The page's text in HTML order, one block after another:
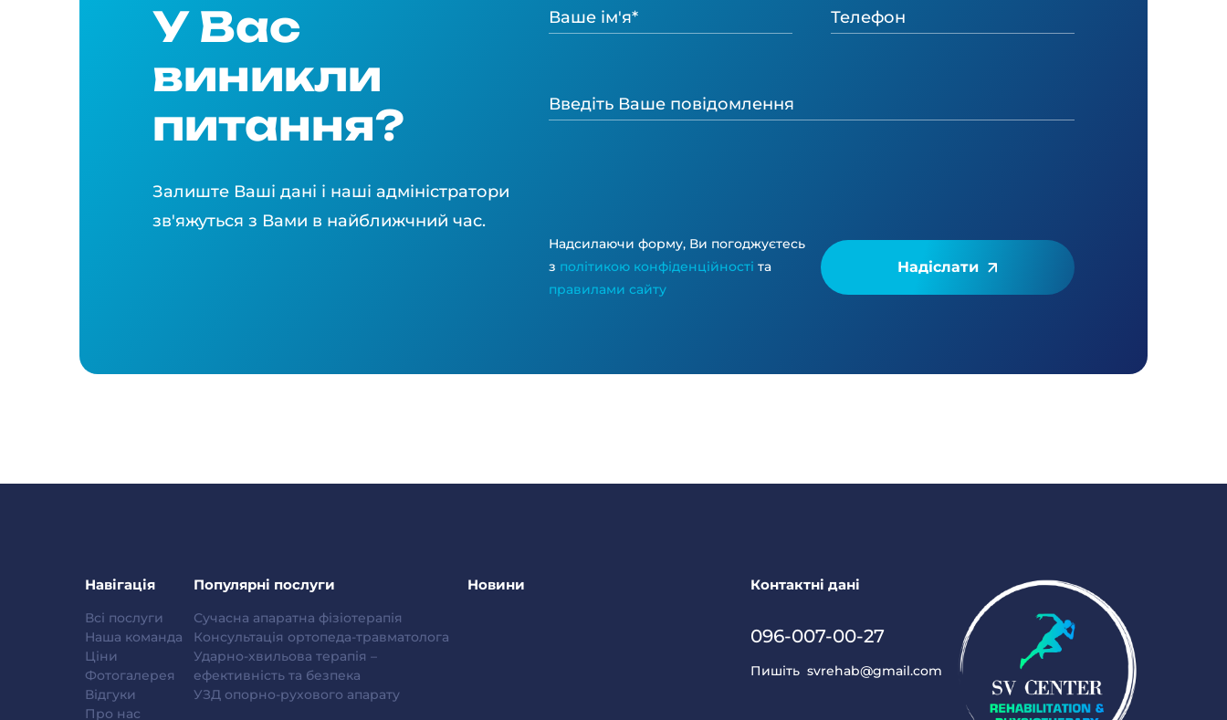
У Вас
виникли
питання?
Залиште Ваші дані і наші адміністратори
зв'яжуться з Вами в найближчний час.
Надсилаючи форму, Ви погоджуєтесь
з політикою конфіденційності та
правилами сайту
Надіслати
Навігація
Всі послуги
Наша команда
Ціни
Фотогалерея
Відгуки
Про нас
Популярні послуги
Сучасна апаратна фізіотерапія
Консультація ортопеда-травматолога
Ударно-хвильова терапія –
ефективність та безпека
УЗД опорно-рухового апарату
Новини Контактні дані
096-007-00-27
Пишіть svrehab@gmail.com